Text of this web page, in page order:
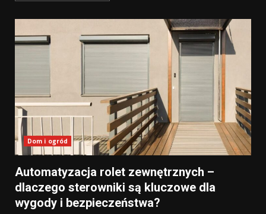
Dom i ogród
Automatyzacja rolet zewnętrznych –
dlaczego sterowniki są kluczowe dla
wygody i bezpieczeństwa?